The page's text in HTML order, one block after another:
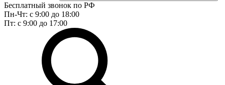
Бесплатный звонок по РФ
Пн-Чт: с 9:00 до 18:00
Пт: с 9:00 до 17:00